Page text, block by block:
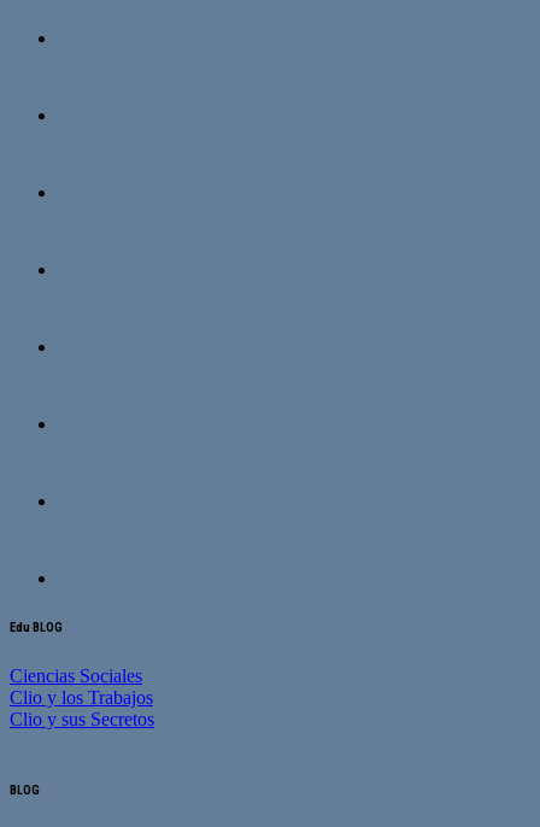
Edu BLOG
Ciencias Sociales
Clio y los Trabajos
Clio y sus Secretos
BLOG